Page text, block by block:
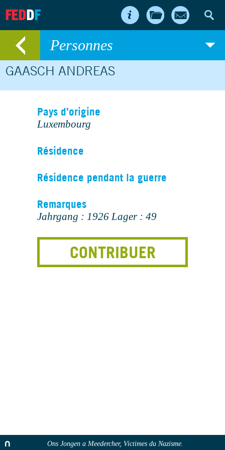
FEDDF
Personnes
GAASCH ANDREAS
Pays d’origine
Luxembourg
Résidence
Résidence pendant la guerre
Remarques
Jahrgang : 1926 Lager : 49
CONTRIBUER
Ons Jongen a Meedercher, Victimes du Nazisme.